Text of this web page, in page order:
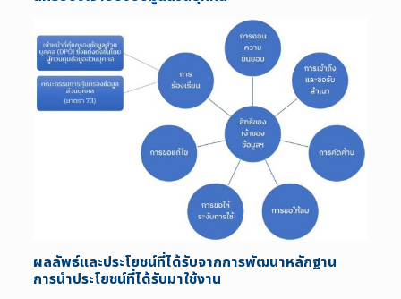
ผลลัพธ์และประโยชน์ที่ได้รับจากการพัฒนาหลักฐาน
การนำประโยชน์ที่ได้รับมาใช้งาน